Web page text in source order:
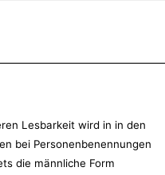
Lesbarkeit wird in in den
bei Personenbenennungen
die männliche Form